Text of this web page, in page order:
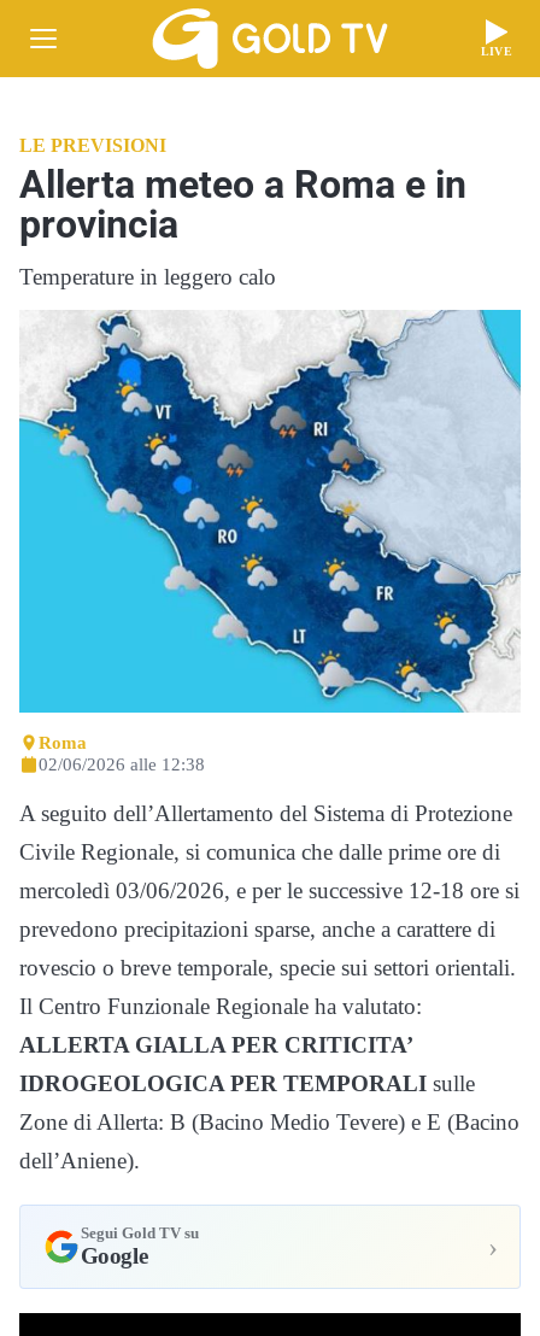
LIVE
LE PREVISIONI
Allerta meteo a Roma e in
provincia
Temperature in leggero calo
Roma
02/06/2026 alle 12:38
A seguito dell’Allertamento del Sistema di Protezione
Civile Regionale, si comunica che dalle prime ore di
mercoledì 03/06/2026, e per le successive 12-18 ore si
prevedono precipitazioni sparse, anche a carattere di
rovescio o breve temporale, specie sui settori orientali.
Il Centro Funzionale Regionale ha valutato:
ALLERTA GIALLA PER CRITICITA’
IDROGEOLOGICA PER TEMPORALI sulle
Zone di Allerta: B (Bacino Medio Tevere) e E (Bacino
dell’Aniene).
Segui Gold TV su
Google ›